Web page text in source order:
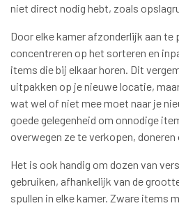
niet direct nodig hebt, zoals
Door elke kamer afzonderlijk aan te
concentreren op het sorteren en
items die bij elkaar horen. Dit
uitpakken op je nieuwe locatie,
wat wel of niet mee moet naar je
goede gelegenheid om onnodige
overwegen ze te verkopen, doneren
Het is ook handig om dozen van
gebruiken, afhankelijk van de
spullen in elke kamer. Zware items